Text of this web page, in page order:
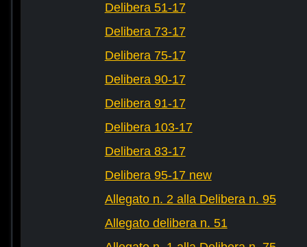
Delibera 51-17
Delibera 73-17
Delibera 75-17
Delibera 90-17
Delibera 91-17
Delibera 103-17
Delibera 83-17
Delibera 95-17 new
Allegato n. 2 alla Delibera n. 95
Allegato delibera n. 51